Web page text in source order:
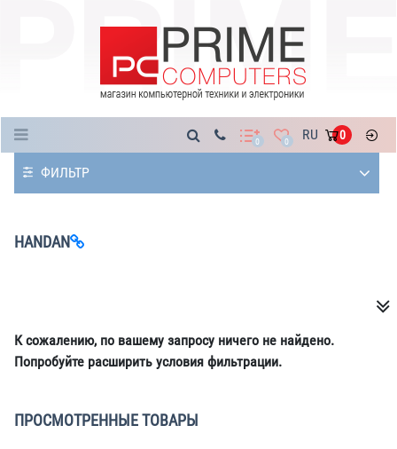
0 0 RU 0
ФИЛЬТР
HANDAN
К сожалению, по вашему запросу ничего не найдено.
Попробуйте расширить условия фильтрации.
ПРОСМОТРЕННЫЕ ТОВАРЫ